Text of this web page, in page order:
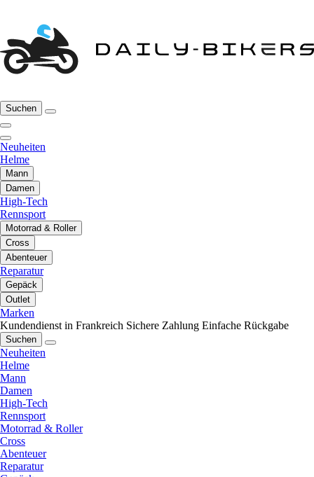
Suchen
Neuheiten
Helme
Mann
Damen
High-Tech
Rennsport
Motorrad & Roller
Cross
Abenteuer
Reparatur
Gepäck
Outlet
Marken
Kundendienst in Frankreich Sichere Zahlung Einfache Rückgabe
Suchen
Neuheiten
Helme
Mann
Damen
High-Tech
Rennsport
Motorrad & Roller
Cross
Abenteuer
Reparatur